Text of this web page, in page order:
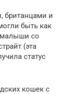
британцами и
быть как
малыши со
(эта
статус
кошек с